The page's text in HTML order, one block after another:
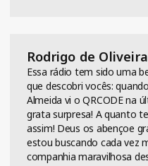
Rodrigo de
Essa rádio tem sido uma
que descobri vocês:
Almeida vi o QRCODE na
grata surpresa! A quanto
assim! Deus os abençoe
estou buscando cada vez
companhia maravilhosa